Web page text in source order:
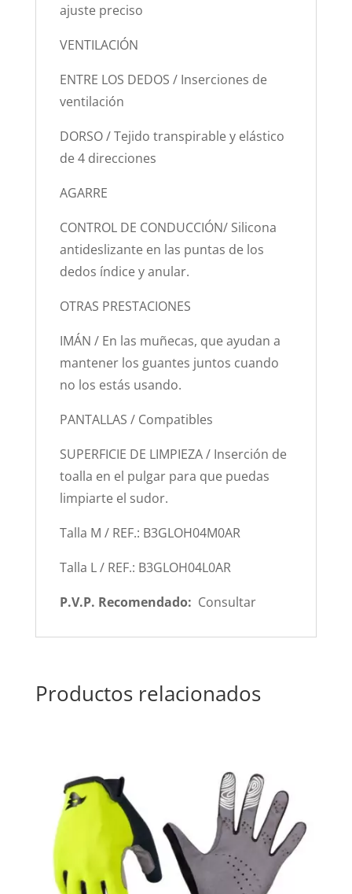
ajuste preciso
VENTILACIÓN
ENTRE LOS DEDOS / Inserciones de
ventilación
DORSO / Tejido transpirable y elástico
de 4 direcciones
AGARRE
CONTROL DE CONDUCCIÓN/ Silicona
antideslizante en las puntas de los
dedos índice y anular.
OTRAS PRESTACIONES
IMÁN / En las muñecas, que ayudan a
mantener los guantes juntos cuando
no los estás usando.
PANTALLAS / Compatibles
SUPERFICIE DE LIMPIEZA / Inserción de
toalla en el pulgar para que puedas
limpiarte el sudor.
Talla M / REF.: B3GLOH04M0AR
Talla L / REF.: B3GLOH04L0AR
P.V.P. Recomendado: Consultar
Productos relacionados